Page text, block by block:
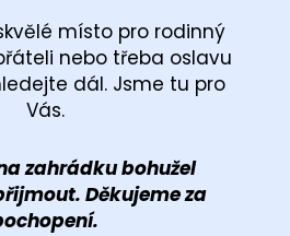
místo pro rodinný
nebo třeba oslavu
dál. Jsme tu pro
Vás.
zahrádku bohužel
Děkujeme za